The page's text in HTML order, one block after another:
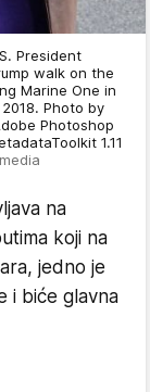
President
walk on the
Marine One in
Photo by
Photoshop
1.11
na
koji na
jedno je
i biće glavna